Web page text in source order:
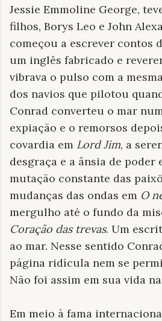
Jessie Emmoline George,
filhos, Borys Leo e John
começou a escrever contos
um inglês fabricado e
vibrava o pulso com a
dos navios que pilotou
Conrad converteu o mar
expiação e o remorsos
covardia em Lord Jim, a
desgraça e a ânsia de poder
mutação constante das
mudanças das ondas em O
mergulho até o fundo da
Coração das trevas. Um
ao mar. Nesse sentido
página ridícula nem se
Não foi assim em sua vida
Em meio à fama